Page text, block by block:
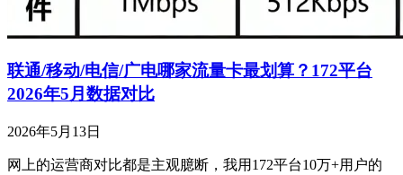
联通/移动/电信/广电哪家流量卡最划算？172平台
2026年5月数据对比
2026年5月13日
网上的运营商对比都是主观臆断，我用172平台10万+用户的